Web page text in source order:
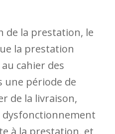
de la prestation, le
la prestation
cahier des
une période de
de la livraison,
dysfonctionnement
à la prestation, et